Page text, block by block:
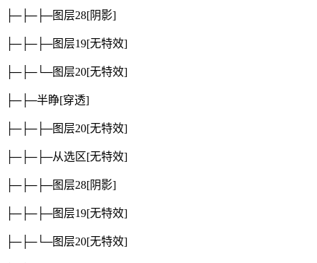
├─├─├─图层28[阴影]
├─├─├─图层19[无特效]
├─├─└─图层20[无特效]
├─├─半睁[穿透]
├─├─├─图层20[无特效]
├─├─├─从选区 [无特效]
├─├─├─图层28[阴影]
├─├─├─图层19[无特效]
├─├─└─图层20[无特效]